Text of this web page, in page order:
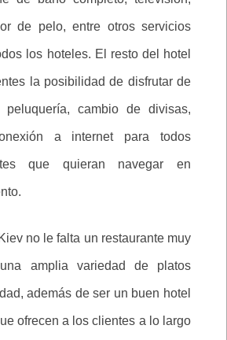
de pelo, entre otros servicios
los hoteles. El resto del hotel
la posibilidad de disfrutar de
cambio de divisas,
a internet para todos
que quieran navegar en
no le falta un restaurante muy
amplia variedad de platos
además de ser un buen hotel
ofrecen a los clientes a lo largo